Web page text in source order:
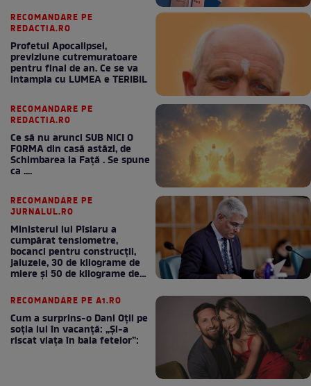
RECOMANDARE PE
REDACTIA.RO
Profetul Apocalipsei,
previziune cutremuratoare
pentru final de an. Ce se va
intampla cu LUMEA e TERIBIL
RECOMANDARE PE
REDACTIA.RO
Ce să nu arunci SUB NICI O
FORMA din casă astăzi, de
Schimbarea la Față . Se spune
ca ....
RECOMANDARE PE
JURNALUL.RO
Ministerul lui Pîslaru a
cumpărat tensiometre,
bocanci pentru construcții,
jaluzele, 30 de kilograme de
miere și 50 de kilograme de
RECOMANDARE PE A1.RO
Cum a surprins-o Dani Oțil pe
soția lui în vacanță: „Și-a
riscat viața în baia fetelor”: